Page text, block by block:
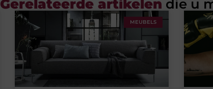
Gerelateerde artikelen die u
MEUBELS